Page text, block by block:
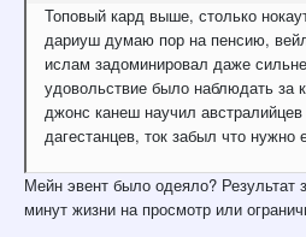
Топовый кард выше, столько
дариуш думаю пор на пенсию,
ислам задоминировал даже
удовольствие было наблюдать за
джонс канеш научил австралийцев
дагестанцев, ток забыл что
Мейн эвент было одеяло? Результат
минут жизни на просмотр или